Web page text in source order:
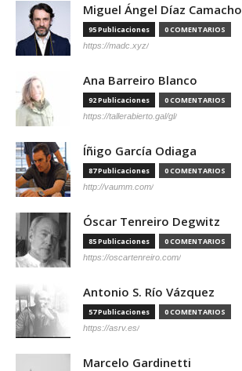
Miguel Ángel Díaz Camacho
95 Publicaciones 0 COMENTARIOS
https://madc.xyz/
Ana Barreiro Blanco
92 Publicaciones 0 COMENTARIOS
https://tallerabierto.gal/gl/
Íñigo García Odiaga
87 Publicaciones 0 COMENTARIOS
http://vaumm.com/
Óscar Tenreiro Degwitz
85 Publicaciones 0 COMENTARIOS
https://oscartenreiro.com/
Antonio S. Río Vázquez
57 Publicaciones 0 COMENTARIOS
https://asrv.es/
Marcelo Gardinetti